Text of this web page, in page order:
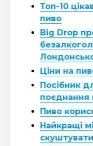
Топ-10
пиво
Big Drop
Ціни на
Посібник
поєднання
Пиво
Найкращі